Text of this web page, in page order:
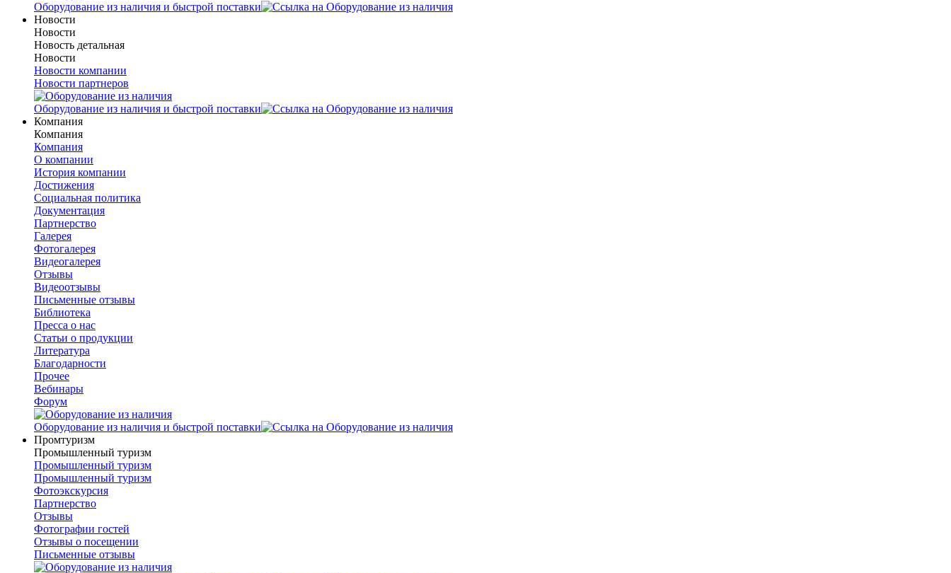
Оборудование из наличия и быстрой поставки
Новости
Новости
Новость детальная
Новости
Новости компании
Новости партнеров
Оборудование из наличия и быстрой поставки
Компания
Компания
Компания
О компании
История компании
Достижения
Социальная политика
Документация
Партнерство
Галерея
Фотогалерея
Видеогалерея
Отзывы
Видеоотзывы
Письменные отзывы
Библиотека
Пресса о нас
Статьи о продукции
Литература
Благодарности
Прочее
Вебинары
Форум
Оборудование из наличия и быстрой поставки
Промтуризм
Промышленный туризм
Промышленный туризм
Промышленный туризм
Фотоэкскурсия
Партнерство
Отзывы
Фотографии гостей
Отзывы о посещении
Письменные отзывы